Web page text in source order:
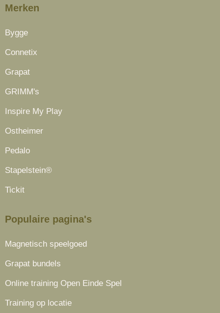
Merken
Bygge
Connetix
Grapat
GRIMM's
Inspire My Play
Ostheimer
Pedalo
Stapelstein®
Tickit
Populaire pagina's
Magnetisch speelgoed
Grapat bundels
Online training Open Einde Spel
Training op locatie